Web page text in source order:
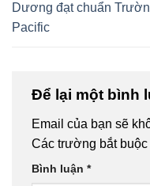
Dương đạt chuẩn
Pacific
Để lại một bình
Email của bạn sẽ
Các trường bắt
Bình luận *